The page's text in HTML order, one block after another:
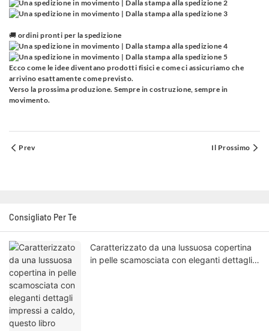
🚚 ordini pronti per la spedizione
Ecco come le idee diventano prodotti fisici e come ci assicuriamo che
arrivino esattamente come previsto.
Verso la prossima produzione. Sempre in costruzione, sempre in
movimento.
Prev Il Prossimo
Consigliato Per Te
Caratterizzato da una lussuosa copertina
in pelle scamosciata con eleganti dettagli